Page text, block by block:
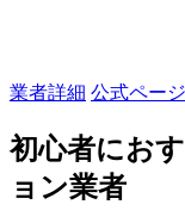
業者詳細 公式ページ
初心者にお
ョン業者